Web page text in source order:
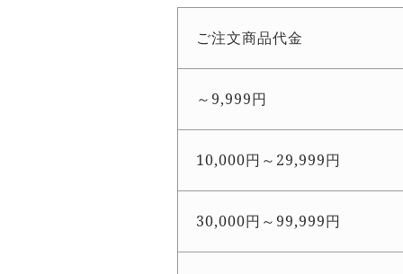
ご注文商品代金
～9,999円
10,000円～29,999円
30,000円～99,999円